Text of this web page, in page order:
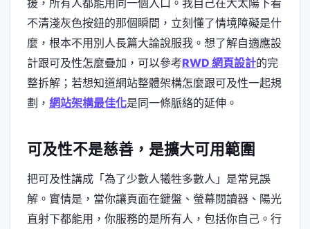
不清淺灰色按鈕的那個瞬間，立刻懂了情境障礙是什
麼，根本不用別人長篇大論說服我。想了解自適應設
計跟可及性怎麼疊加，可以參考RWD 網頁設計的完
整拆解；若想知道網站整體架構怎麼跟可及性一起規
劃， 網站架構最佳化是同一條脈絡的延伸。
可及性不是慈善，是擴大可用範圍
把可及性講成「為了少數人犧牲多數人」是常見誤
解。實情是，當你讓頁面在鍵盤、螢幕閱讀器、陽光
直射下都能用，你服務的是所有人，包括你自己。行